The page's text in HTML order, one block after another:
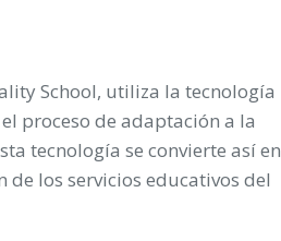
School, utiliza la tecnología
proceso de adaptación a la
tecnología se convierte así en
de los servicios educativos del